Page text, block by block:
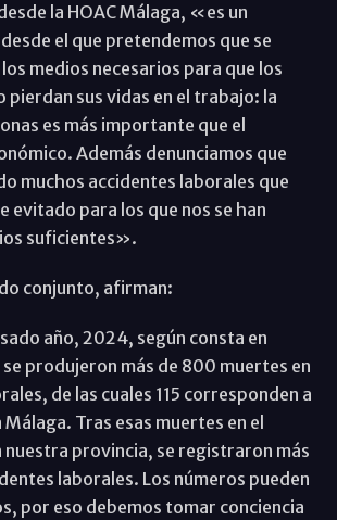
la HOAC Málaga, «es un
el que pretendemos que se
medios necesarios para que los
pierdan sus vidas en el trabajo: la
es más importante que el
Además denunciamos que
muchos accidentes laborales que
evitado para los que nos se han
suficientes».
conjunto, afirman:
año, 2024, según consta en
produjeron más de 800 muertes en
de las cuales 115 corresponden a
Málaga. Tras esas muertes en el
nuestra provincia, se registraron más
laborales. Los números pueden
por eso debemos tomar conciencia